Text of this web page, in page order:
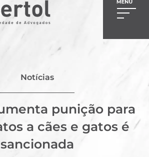
Notícias
punição para
a cães e gatos é
sancionada